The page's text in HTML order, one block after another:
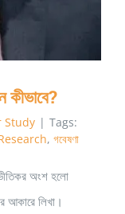
কীভাবে?
Study | Tags:
, গবেষণা
অংশ হলো
আকারে লিখা।